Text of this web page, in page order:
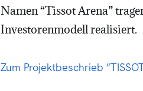
Namen “Tissot Arena”
Investorenmodell realisiert.
Zum Projektbeschrieb